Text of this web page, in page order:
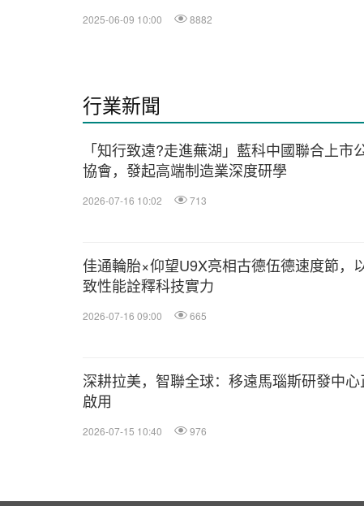
2025-06-09 10:00 8882
行業新聞
「知行致遠?走進蕪湖」藍科中國聯合上市
協會，發起高端制造業深度研學
2026-07-16 10:02 713
佳通輪胎×仰望U9X亮相古德伍德速度節，
致性能詮釋科技實力
2026-07-16 09:00 665
深耕拉美，智聯全球：移遠馬瑙斯研發中
啟用
2026-07-15 10:40 976